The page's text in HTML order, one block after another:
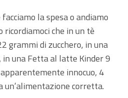
la spesa o andiamo
che in un tè
grammi di zucchero, in una
in una Fetta al latte Kinder 9
innocuo, 4
un’alimentazione corretta.